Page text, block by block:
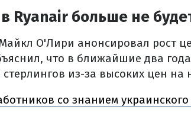
Ryanair больше не
О'Лири анонсировал рост
что в ближайшие два
из-за высоких цен на
со знанием